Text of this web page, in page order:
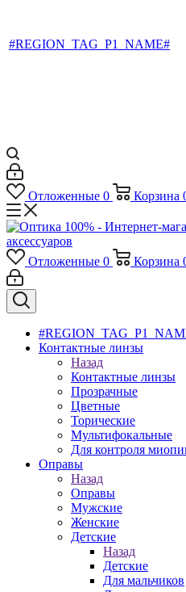
#REGION_TAG_P1_NAME#
Отложенные 0 Корзина
Отложенные 0 Корзина
Контактные линзы
Назад
Контактные линзы
Прозрачные
Цветные
Торические
Мультифокальные
Для контроля
Оправы
Назад
Оправы
Мужские
Женские
Детские
Назад
Детские
Для мальчиков